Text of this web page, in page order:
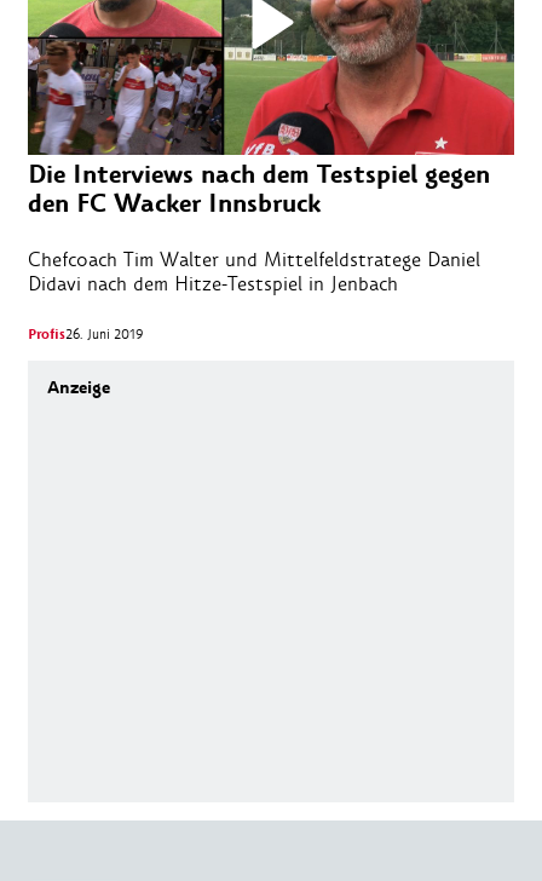
Die Interviews nach dem Testspiel gegen
den FC Wacker Innsbruck
Chefcoach Tim Walter und Mittelfeldstratege Daniel
Didavi nach dem Hitze-Testspiel in Jenbach
Profis26. Juni 2019